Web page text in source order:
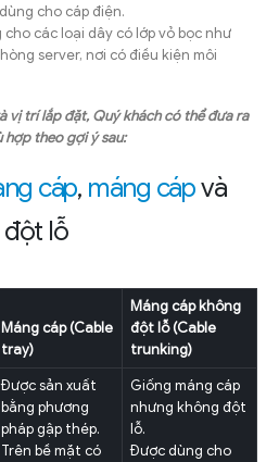
cho cáp điện.
cho các loại dây có lớp vỏ bọc như
server, nơi có điều kiện môi
vị trí lắp đặt, Quý khách có thể đưa ra
theo gợi ý sau:
cáp, máng cápvà
đột lỗ
Máng cáp (Cable
tray)
Máng cáp không
đột lỗ (Cable
trunking)
Được sản xuất
bằng phương
pháp gập thép.
Trên bề mặt có
Giống máng cáp
nhưng không đột
lỗ.
Được dùng cho